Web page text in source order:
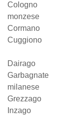
Cologno
monzese
Cormano
Cuggiono
Dairago
Garbagnate
milanese
Grezzago
Inzago